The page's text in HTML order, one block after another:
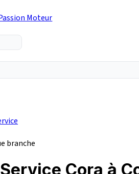
Moteur
branche
Cora à